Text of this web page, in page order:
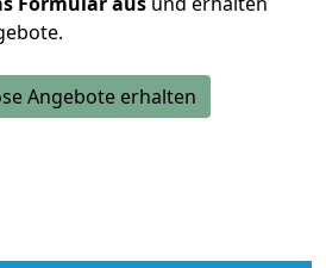
Angebote erhalten